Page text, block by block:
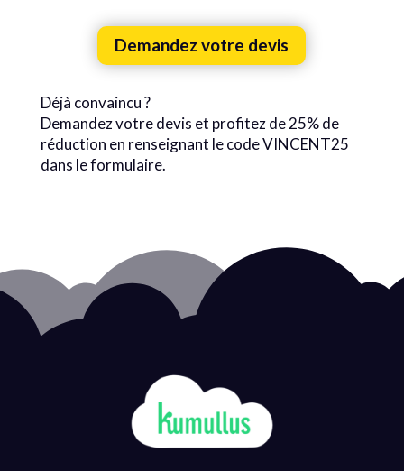
Demandez votre devis
Déjà convaincu ?
Demandez votre devis et profitez de 25% de
réduction en renseignant le code VINCENT25
dans le formulaire.